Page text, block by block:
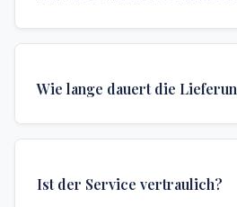
Sicherheitsmerkmale und
Wie lange dauert die
Die genaue Lieferzeit hängt von
Ist der Service vertraulich?